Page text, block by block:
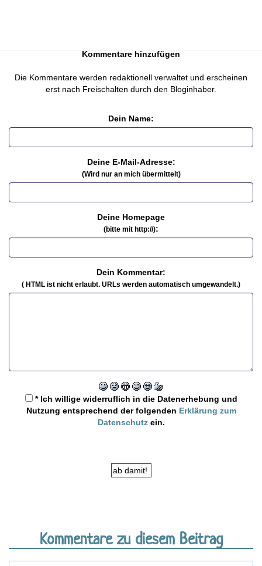
Kommentare hinzufügen
Die Kommentare werden redaktionell verwaltet und erscheinen
erst nach Freischalten durch den Bloginhaber.
Dein Name:
Deine E-Mail-Adresse:
(Wird nur an mich übermittelt)
Deine Homepage
(bitte mit http://):
Dein Kommentar:
( HTML ist nicht erlaubt. URLs werden automatisch umgewandelt.)
* Ich willige widerruflich in die Datenerhebung und
Nutzung entsprechend der folgenden Erklärung zum
Datenschutzein.
Kommentare zu diesem Beitrag